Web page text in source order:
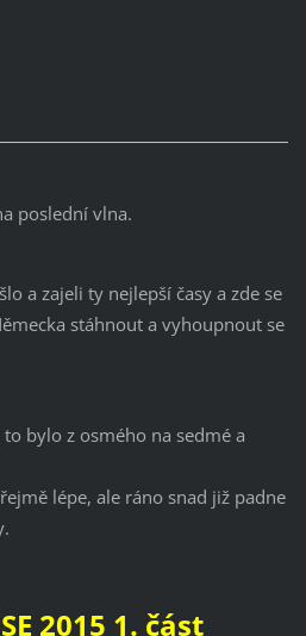
poslední vlna.
a zajeli ty nejlepší časy a zde se
stáhnout a vyhoupnout se
bylo z osmého na sedmé a
lépe, ale ráno snad již padne
2015 1. část